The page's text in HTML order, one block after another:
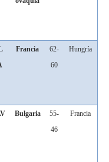
Francia
62-
60
Hungría
Bulgaria
55-
46
Francia